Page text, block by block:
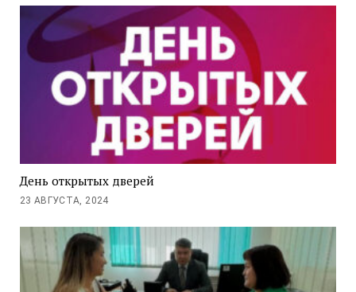
День открытых дверей
23 АВГУСТА, 2024